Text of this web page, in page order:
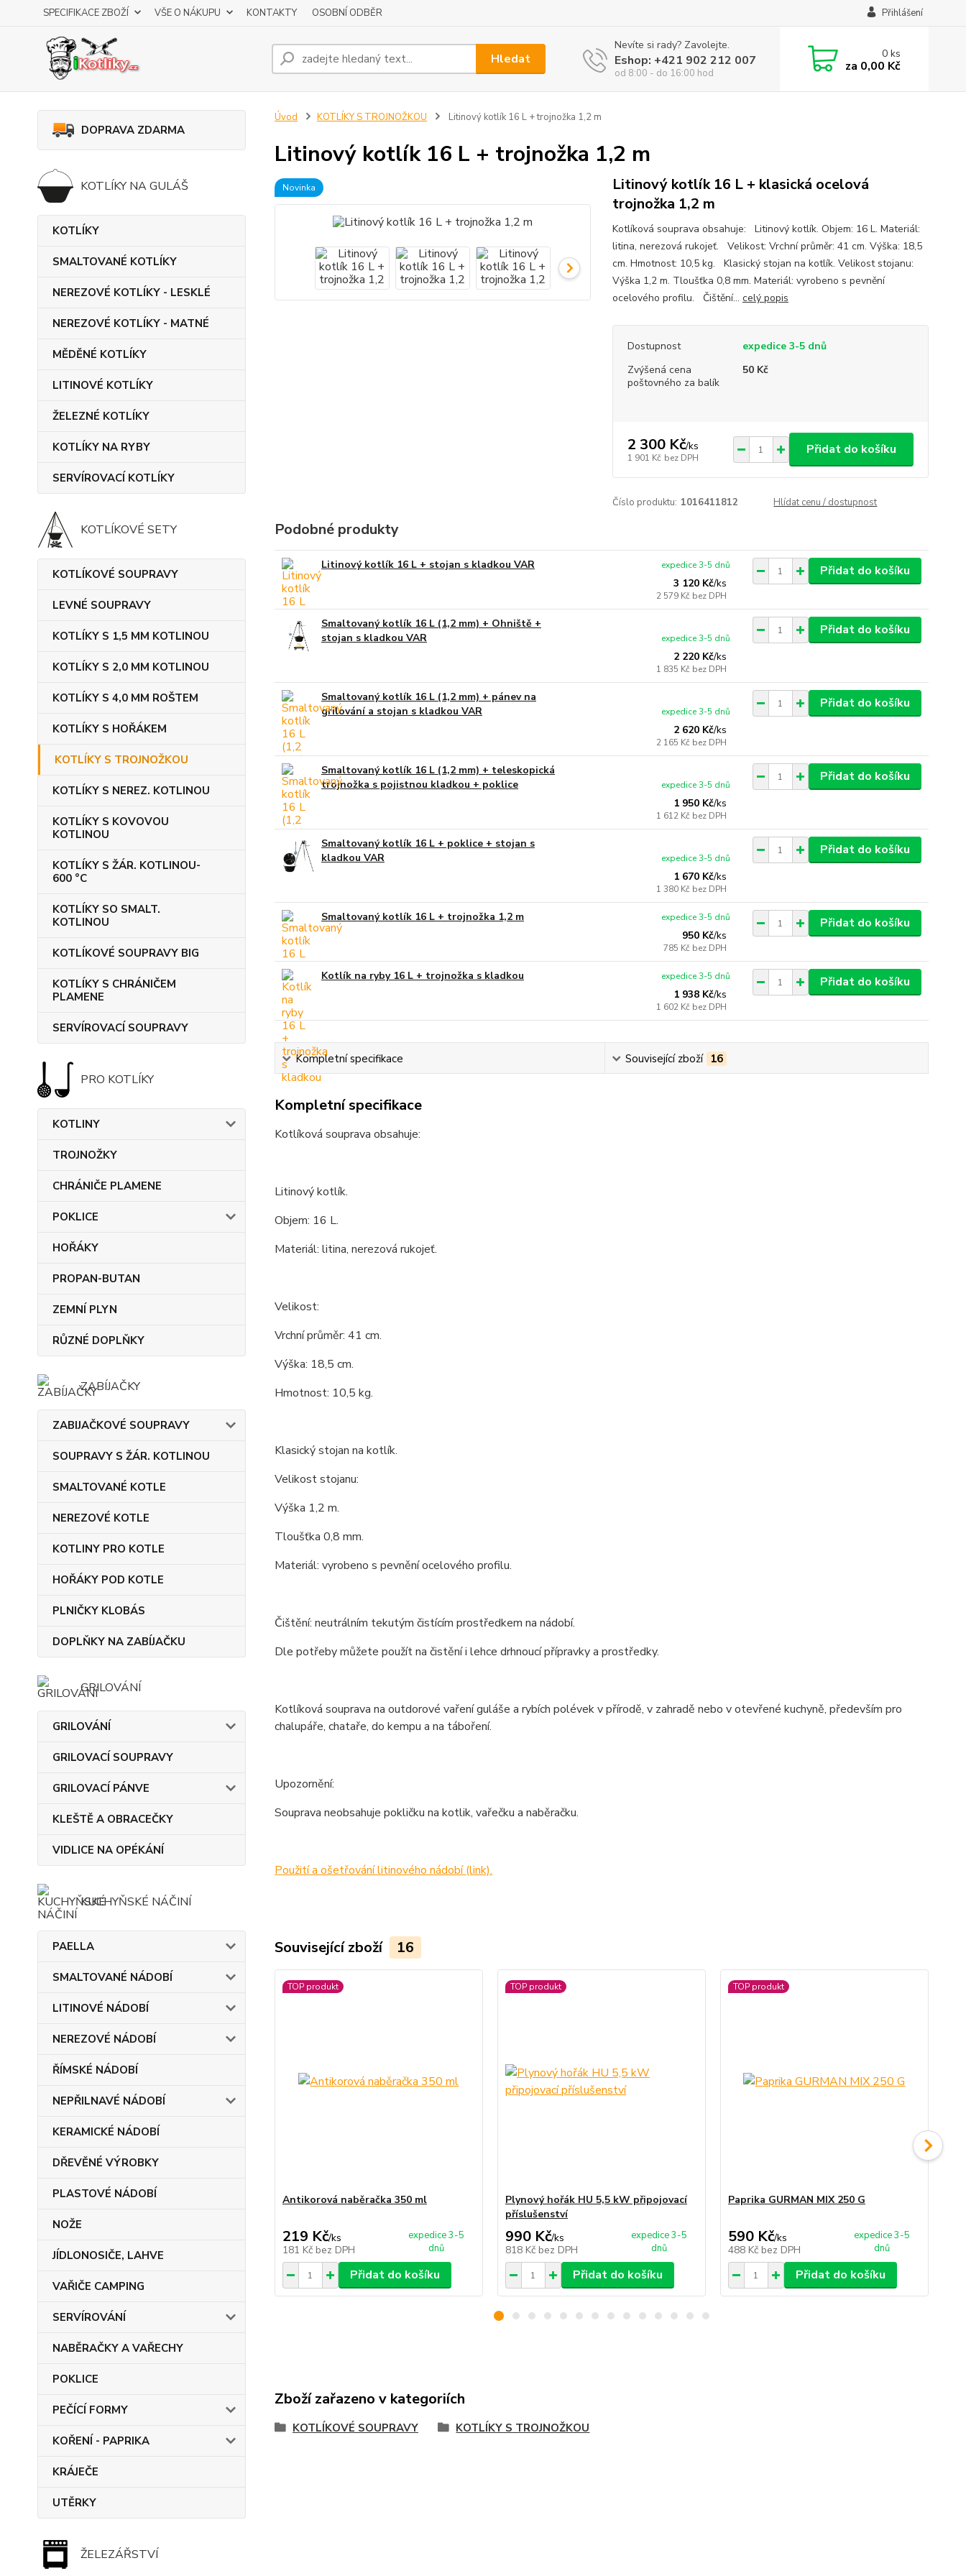
SPECIFIKACE ZBOŽÍ VŠE O NÁKUPU KONTAKTY OSOBNÍ ODBĚR Přihlášení
Hledat
Nevíte si rady? Zavolejte.
Eshop: +421 902 212 007
od 8:00 - do 16:00 hod
0ks
za 0,00 Kč
DOPRAVA ZDARMA
KOTLÍKY NA GULÁŠ
KOTLÍKY
SMALTOVANÉ KOTLÍKY
NEREZOVÉ KOTLÍKY - LESKLÉ
NEREZOVÉ KOTLÍKY - MATNÉ
MĚDĚNÉ KOTLÍKY
LITINOVÉ KOTLÍKY
ŽELEZNÉ KOTLÍKY
KOTLÍKY NA RYBY
SERVÍROVACÍ KOTLÍKY
KOTLÍKOVÉ SETY
KOTLÍKOVÉ SOUPRAVY
LEVNÉ SOUPRAVY
KOTLÍKY S 1,5 MM KOTLINOU
KOTLÍKY S 2,0 MM KOTLINOU
KOTLÍKY S 4,0 MM ROŠTEM
KOTLÍKY S HOŘÁKEM
KOTLÍKY S TROJNOŽKOU
KOTLÍKY S NEREZ. KOTLINOU
KOTLÍKY S KOVOVOU
KOTLINOU
KOTLÍKY S ŽÁR. KOTLINOU-
600 °C
KOTLÍKY SO SMALT.
KOTLINOU
KOTLÍKOVÉ SOUPRAVY BIG
KOTLÍKY S CHRÁNIČEM
PLAMENE
SERVÍROVACÍ SOUPRAVY
PRO KOTLÍKY
KOTLINY
TROJNOŽKY
CHRÁNIČE PLAMENE
POKLICE
HOŘÁKY
PROPAN-BUTAN
ZEMNÍ PLYN
RŮZNÉ DOPLŇKY
ZABÍJAČKY
ZABIJAČKOVÉ SOUPRAVY
SOUPRAVY S ŽÁR. KOTLINOU
SMALTOVANÉ KOTLE
NEREZOVÉ KOTLE
KOTLINY PRO KOTLE
HOŘÁKY POD KOTLE
PLNIČKY KLOBÁS
DOPLŇKY NA ZABÍJAČKU
GRILOVÁNÍ
GRILOVÁNÍ
GRILOVACÍ SOUPRAVY
GRILOVACÍ PÁNVE
KLEŠTĚ A OBRACEČKY
VIDLICE NA OPÉKÁNÍ
KUCHYŇSKÉ NÁČINÍ
PAELLA
SMALTOVANÉ NÁDOBÍ
LITINOVÉ NÁDOBÍ
NEREZOVÉ NÁDOBÍ
ŘÍMSKÉ NÁDOBÍ
NEPŘILNAVÉ NÁDOBÍ
KERAMICKÉ NÁDOBÍ
DŘEVĚNÉ VÝROBKY
PLASTOVÉ NÁDOBÍ
NOŽE
JÍDLONOSIČE, LAHVE
VAŘIČE CAMPING
SERVÍROVÁNÍ
NABĚRAČKY A VAŘECHY
POKLICE
PEČÍCÍ FORMY
KOŘENÍ - PAPRIKA
KRÁJEČE
UTĚRKY
ŽELEZÁŘSTVÍ
Úvod KOTLÍKY S TROJNOŽKOU Litinový kotlík 16 L + trojnožka 1,2 m
Litinový kotlík 16 L + trojnožka 1,2 m
Novinka
Litinový kotlík 16 L + klasická ocelová
trojnožka 1,2 m
Kotlíková souprava obsahuje: Litinový kotlík. Objem: 16 L. Materiál:
litina, nerezová rukojeť. Velikost: Vrchní průměr: 41 cm. Výška: 18,5
cm. Hmotnost: 10,5 kg. Klasický stojan na kotlík. Velikost stojanu:
Výška 1,2 m. Tloušťka 0,8 mm. Materiál: vyrobeno s pevnění
ocelového profilu. Čištění... celý popis
Dostupnost
expedice 3-5 dnů
Zvýšená cena
poštovného za balík
50 Kč
2 300 Kč/ks
1 901 Kč bez DPH
Přidat do košíku
Číslo produktu: 1016411812 Hlídat cenu / dostupnost
Podobné produkty
Litinový kotlík 16 L + stojan s kladkou VAR
3 120 Kč/ks
2 579 Kč bez DPH
expedice 3-5 dnů Přidat do košíku
Smaltovaný kotlík 16 L (1,2 mm) + Ohniště +
stojan s kladkou VAR
2 220 Kč/ks
1 835 Kč bez DPH
expedice 3-5 dnů
Přidat do košíku
Smaltovaný kotlík 16 L (1,2 mm) + pánev na
grilování a stojan s kladkou VAR
2 620 Kč/ks
2 165 Kč bez DPH
expedice 3-5 dnů
Přidat do košíku
Smaltovaný kotlík 16 L (1,2 mm) + teleskopická
trojnožka s pojistnou kladkou + poklice
1 950 Kč/ks
1 612 Kč bez DPH
expedice 3-5 dnů
Přidat do košíku
Smaltovaný kotlík 16 L + poklice + stojan s
kladkou VAR
1 670 Kč/ks
1 380 Kč bez DPH
expedice 3-5 dnů
Přidat do košíku
Smaltovaný kotlík 16 L + trojnožka 1,2 m
950 Kč/ks
785 Kč bez DPH
expedice 3-5 dnů Přidat do košíku
Kotlík na ryby 16 L + trojnožka s kladkou
1 938 Kč/ks
1 602 Kč bez DPH
expedice 3-5 dnů Přidat do košíku
Kompletní specifikace Související zboží 16
Kompletní specifikace
Kotlíková souprava obsahuje:
Litinový kotlík.
Objem: 16 L.
Materiál: litina, nerezová rukojeť.
Velikost:
Vrchní průměr: 41 cm.
Výška: 18,5 cm.
Hmotnost: 10,5 kg.
Klasický stojan na kotlík.
Velikost stojanu:
Výška 1,2 m.
Tloušťka 0,8 mm.
Materiál: vyrobeno s pevnění ocelového profilu.
Čištění: neutrálním tekutým čistícím prostředkem na nádobí.
Dle potřeby můžete použít na čistění i lehce drhnoucí přípravky a prostředky.
Kotlíková souprava na outdorové vaření guláše a rybích polévek v přírodě, v zahradě nebo v otevřené kuchyně, především pro
chalupáře, chataře, do kempu a na táboření.
Upozornění:
Souprava neobsahuje pokličku na kotlik, vařečku a naběračku.
Použití a ošetřování litinového nádobí (link).
Související zboží 16
TOP produkt
Antikorová naběračka 350 ml
219 Kč/ks
181 Kč bez DPH
expedice 3-5
dnů
Přidat do košíku
TOP produkt
Plynový hořák HU 5,5 kW připojovací
příslušenství
990 Kč/ks
818 Kč bez DPH
expedice 3-5
dnů
Přidat do košíku
TOP produkt
Paprika GURMAN MIX 250 G
590 Kč/ks
488 Kč bez DPH
expedice 3-5
dnů
Přidat do košíku
Zboží zařazeno v kategoriích
KOTLÍKOVÉ SOUPRAVY KOTLÍKY S TROJNOŽKOU